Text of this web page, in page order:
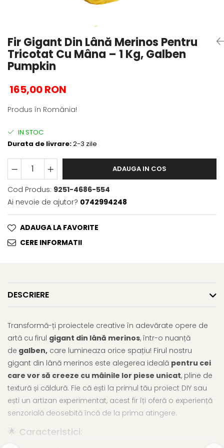
Fir Gigant Din Lână Merinos Pentru
Tricotat Cu Mâna – 1 Kg, Galben
Pumpkin
165,00 RON
Produs în România!
IN STOC
Durata de livrare:2-3 zile
ADAUGA IN COS
Cod Produs: 9251-4686-554
Ai nevoie de ajutor? 0742994248
ADAUGA LA FAVORITE
CERE INFORMATII
DESCRIERE
Transformă-ți proiectele creative în adevărate opere de
artă cu firul gigant din lână merinos, într-o nuanță
de galben, care lumineaza orice spațiu! Firul nostru
gigant din lână merinos este alegerea ideală pentru cei
care vor să creeze cu mâinile lor piese unicat, pline de
textură și căldură. Fie că ești la primul tău proiect DIY sau
ești un artizan experimentat, acest fir îți oferă o experiență
senzorială deosebită încă de la prima atingere.
🌟 Caracteristici: